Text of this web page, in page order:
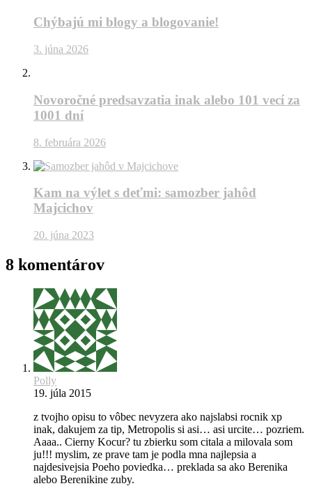
Chýbajú mi blogy a blogovanie!
3. júna 2026
Novoročné predsavzatia inak alebo 101 vecí za
1001 dní
8. februára 2026
Kam na výlet s deťmi: samozber jahôd
Majcichov
20. júna 2023
8 komentárov
Polly
19. júla 2015
z tvojho opisu to vôbec nevyzera ako najslabsi rocnik xp
inak, dakujem za tip, Metropolis si asi… asi urcite… pozriem.
Aaaa.. Cierny Kocur? tu zbierku som citala a milovala som
ju!!! myslim, ze prave tam je podla mna najlepsia a
najdesivejsia Poeho poviedka… preklada sa ako Berenika
alebo Berenikine zuby.